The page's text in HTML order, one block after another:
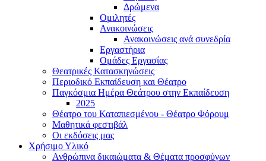
Δρώμενα
Ομιλητές
Ανακοινώσεις
Ανακοινώσεις ανά συνεδρία
Εργαστήρια
Ομάδες Εργασίας
Θεατρικές Κατασκηνώσεις
Περιοδικό Εκπαίδευση και Θέατρο
Παγκόσμια Ημέρα Θεάτρου στην Εκπαίδευση
2025
Θέατρο του Καταπιεσμένου - Θέατρο Φόρουμ
Μαθητικά φεστιβάλ
Οι εκδόσεις μας
Χρήσιμο Υλικό
Ανθρώπινα δικαιώματα & Θέματα προσφύγων